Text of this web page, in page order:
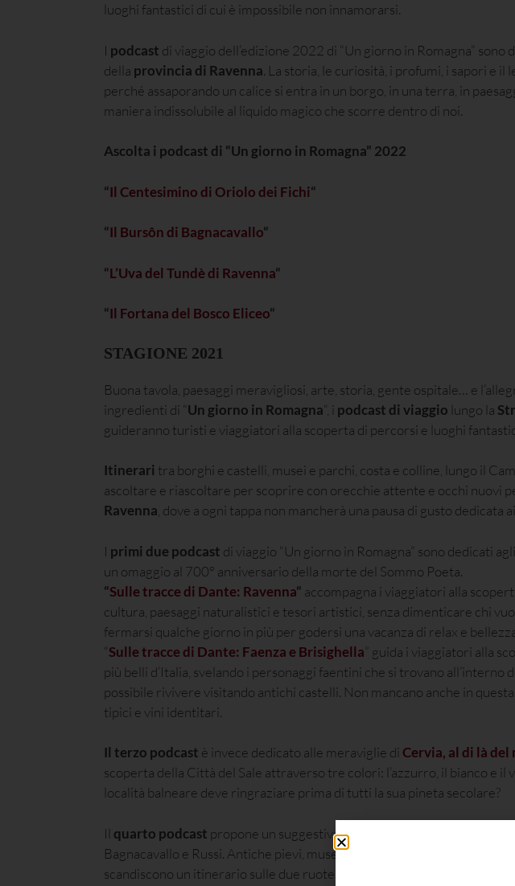
luoghi fantastici di cui è impossibile non innamorarsi.
I podcast di viaggio dell’edizione 2022 di “Un giorno in Romagna” sono
della provincia di Ravenna. La storia, le curiosità, i profumi, i sapori e
perché assaporando un calice si entra in un borgo, in una terra, in
maniera indissolubile al liquido magico che scorre dentro di noi.
Ascolta i podcast di “Un giorno in Romagna” 2022
“Il Centesimino di Oriolo dei Fichi“
“Il Bursôn di Bagnacavallo“
“L’Uva del Tundè di Ravenna“
“Il Fortana del Bosco Eliceo“
STAGIONE 2021
Buona tavola, paesaggi meravigliosi, arte, storia, gente ospitale… e
ingredienti di “ Un giorno in Romagna“, i podcast di viaggio lungo la
guideranno turisti e viaggiatori alla scoperta di percorsi e luoghi
Itinerari tra borghi e castelli, musei e parchi, costa e colline, lungo il
ascoltare e riascoltare per scoprire con orecchie attente e occhi nuovi
Ravenna, dove a ogni tappa non mancherà una pausa di gusto dedicata ai
I primi due podcast di viaggio “Un giorno in Romagna” sono dedicati agli
un omaggio al 700° anniversario della morte del Sommo Poeta.
“Sulle tracce di Dante: Ravenna“ accompagna i viaggiatori alla
cultura, paesaggi naturalistici e tesori artistici, senza dimenticare chi
fermarsi qualche giorno in più per godersi una vacanza di relax e
“Sulle tracce di Dante: Faenza e Brisighella ” guida i viaggiatori alla
più belli d’Italia, svelando i personaggi faentini che si trovano
possibile rivivere visitando antichi castelli. Non mancano anche in
tipici e vini identitari.
Il terzo podcast è invece dedicato alle meraviglie di Cervia, al di là del
scoperta della Città del Sale attraverso tre colori: l’azzurro, il bianco e il
località balneare deve ringraziare prima di tutti la sua pineta secolare?
Il quarto podcast propone un suggestivopercorso in bicicletta tra
Bagnacavallo e Russi. Antiche pievi, musei unici, paesaggi d’acqua,
scandiscono un itinerario sulle due ruote attraverso la pianura